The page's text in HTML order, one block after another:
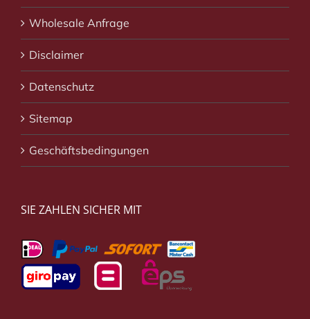
Wholesale Anfrage
Disclaimer
Datenschutz
Sitemap
Geschäftsbedingungen
SIE ZAHLEN SICHER MIT